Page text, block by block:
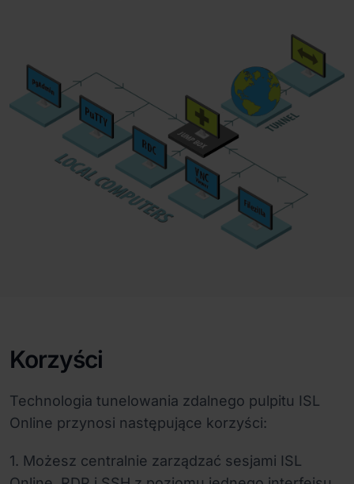
Korzyści
Technologia tunelowania zdalnego pulpitu ISL
Online przynosi następujące korzyści:
1. Możesz centralnie zarządzać sesjami ISL